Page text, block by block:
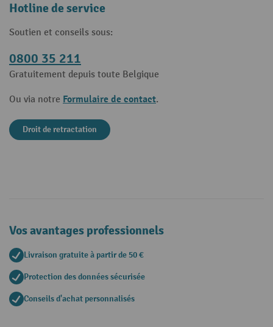
Hotline de service
Soutien et conseils sous:
0800 35 211
Gratuitement depuis toute Belgique
Ou via notre Formulaire de contact.
Droit de retractation
Vos avantages professionnels
Livraison gratuite à partir de 50 €
Protection des données sécurisée
Conseils d'achat personnalisés